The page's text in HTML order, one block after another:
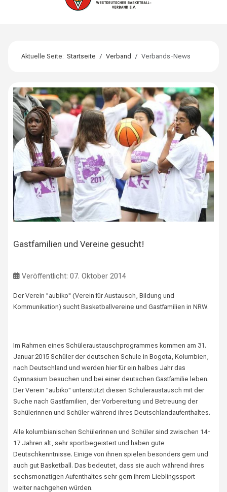
Aktuelle Seite:Startseite Verband Verbands-News
Gastfamilien und Vereine gesucht!
Veröffentlicht: 07. Oktober 2014
Der Verein "aubiko" (Verein für Austausch, Bildung und
Kommunikation) sucht Basketballvereine und Gastfamilien in NRW.
Im Rahmen eines Schüleraustauschprogrammes kommen am 31.
Januar 2015 Schüler der deutschen Schule in Bogota, Kolumbien,
nach Deutschland und werden hier für ein halbes Jahr das
Gymnasium besuchen und bei einer deutschen Gastfamilie leben.
Der Verein "aubiko" unterstützt diesen Schüleraustausch mit der
Suche nach Gastfamilien, der Vorbereitung und Betreuung der
Schülerinnen und Schüler während ihres Deutschlandaufenthaltes.
Alle kolumbianischen Schülerinnen und Schüler sind zwischen 14-
17 Jahren alt, sehr sportbegeistert und haben gute
Deutschkenntnisse. Einige von ihnen spielen besonders gern und
auch gut Basketball. Das bedeutet, dass sie auch während ihres
sechsmonatigen Aufenthaltes sehr gern ihrem Lieblingssport
weiter nachgehen würden.